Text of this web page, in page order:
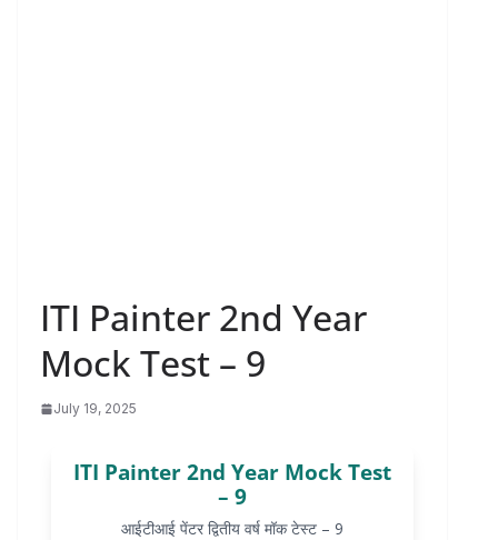
ITI Painter 2nd Year
Mock Test – 9
July 19, 2025
ITI Painter 2nd Year Mock Test
– 9
आईटीआई पेंटर द्वितीय वर्ष मॉक टेस्ट – 9